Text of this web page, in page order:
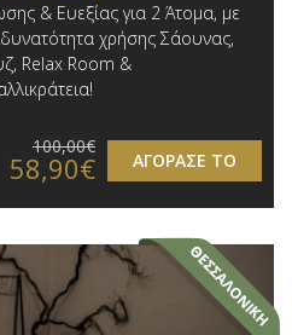
& Ευεξίας για 2 Άτομα, με
χρήσης Σάουνας,
Relax Room &
ΑΓΟΡΑΣΕ ΤΟ
100,00€
58,90€